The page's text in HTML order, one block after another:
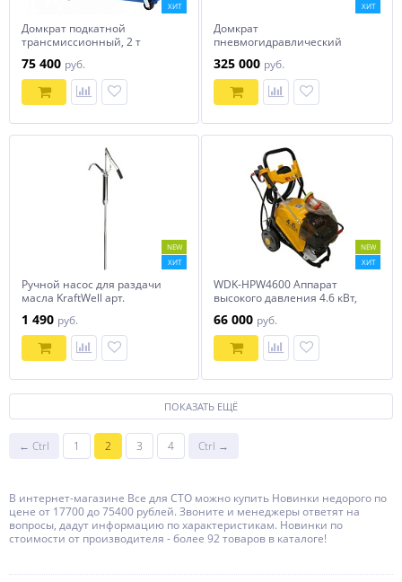
ХИТ
Домкрат подкатной
трансмиссионный, 2 т
75 400 руб.
ХИТ
Домкрат
пневмогидравлический
(канавный подъемник), 20 т
NORDBERG N502G
325 000 руб.
NEW
ХИТ
Ручной насос для раздачи
масла KraftWell арт.
1 490 руб.
NEW
ХИТ
WDK-HPW4600 Аппарат
высокого давления 4.6 кВт,
66 000 руб.
ПОКАЗАТЬ ЕЩЁ
← Ctrl 1 2 3 4 Ctrl →
В интернет-магазине Все для СТО можно купить Новинки недорого по
цене от 17700 до 75400 рублей. Звоните и менеджеры ответят на
вопросы, дадут информацию по характеристикам. Новинки по
стоимости от производителя - более 92 товаров в каталоге!